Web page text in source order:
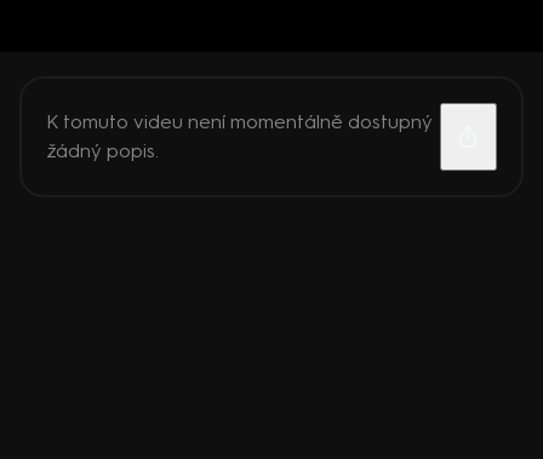
K tomuto videu není momentálně dostupný
žádný popis.